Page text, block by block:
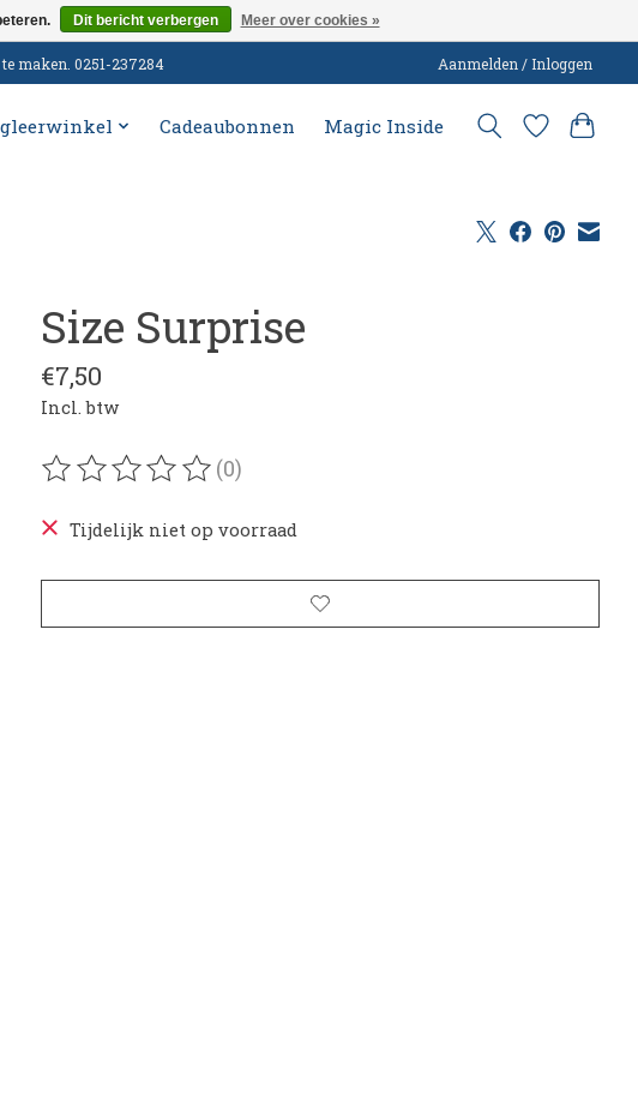
maken. 0251-237284 Aanmelden / Inloggen
Cadeaubonnen Magic Inside
Size Surprise
€7,50
Incl. btw
De beoordeling van dit product is
(0)
Tijdelijk niet op voorraad
Dit bericht verbergen Meer over cookies »